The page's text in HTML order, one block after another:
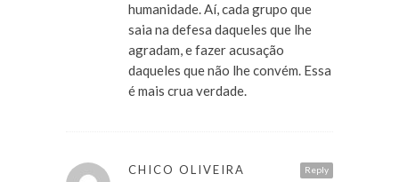
humanidade. Aí, cada grupo que
saia na defesa daqueles que lhe
agradam, e fazer acusação
daqueles que não lhe convém. Essa
é mais crua verdade.
Reply
CHICO OLIVEIRA